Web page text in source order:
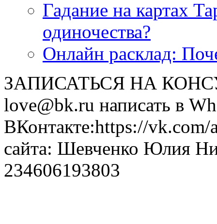
Гадание на картах
одиночества?
Онлайн расклад:
ЗАПИСАТЬСЯ НА
love@bk.ru написать в
ВКонтакте:https://
сайта: Шевченко Юлия
234606193803